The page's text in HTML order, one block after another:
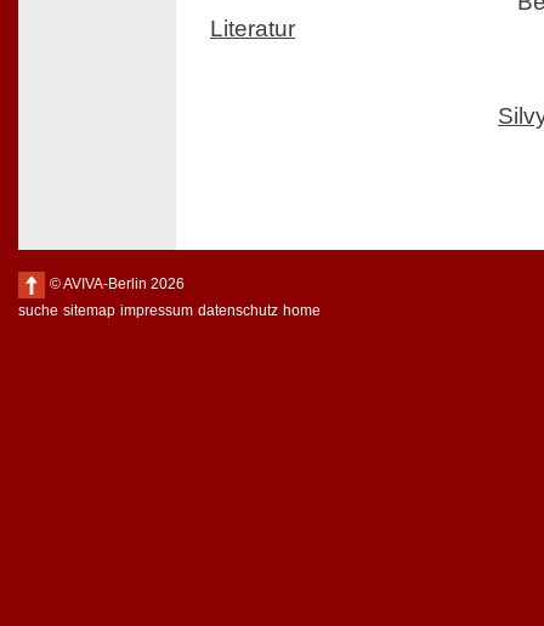
Literatur
© AVIVA-Berlin 2026
suche sitemap impressum datenschutz home